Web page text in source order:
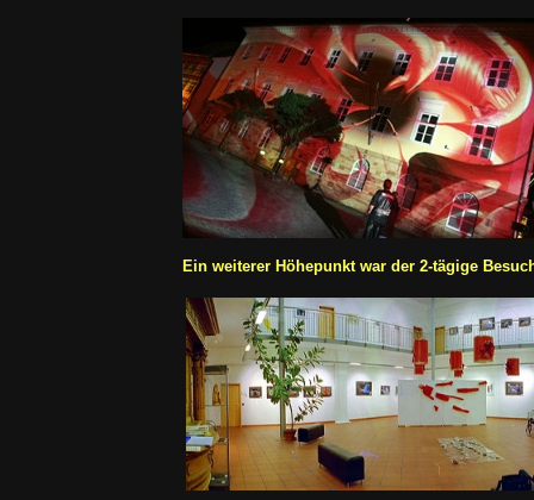
Ein weiterer Höhepunkt war der 2-tägige